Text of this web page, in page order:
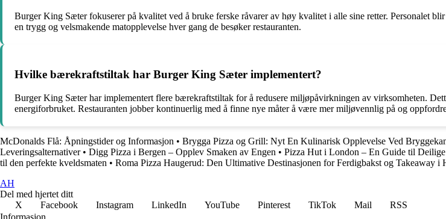
Burger King Sæter fokuserer på kvalitet ved å bruke ferske råvarer av høy kvalitet i alle sine retter. Personalet
en trygg og velsmakende matopplevelse hver gang de besøker restauranten.
Hvilke bærekraftstiltak har Burger King Sæter implementert?
Burger King Sæter har implementert flere bærekraftstiltak for å redusere miljøpåvirkningen av virksomheten.
energiforbruket. Restauranten jobber kontinuerlig med å finne nye måter å være mer miljøvennlig på og
McDonalds Flå: Åpningstider og Informasjon • Brygga Pizza og Grill: Nyt En Kulinarisk Opplevelse Ved
Leveringsalternativer• Digg Pizza i Bergen – Opplev Smaken av Engen • Pizza Hut i London – En Guide til
til den perfekte kveldsmaten • Roma Pizza Haugerud: Den Ultimative Destinasjonen for Ferdigbakst og Takeaway i
AH
Del med hjertet ditt
X
Facebook Instagram LinkedIn YouTube Pinterest TikTok Mail
RSS
Informasjon